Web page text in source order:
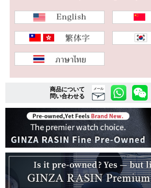
複数条件で商品を絞り
ご利用ガイド
GINZA RASINのプレミアムクオリティに
送料・お支払方法
ショッピングローンの流れ
商品について
問い合わせる
メール